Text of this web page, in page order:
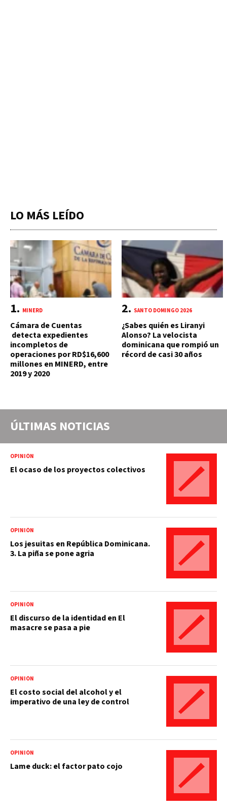
LO MÁS LEÍDO
MINERD
Cámara de Cuentas
detecta expedientes
incompletos de
operaciones por RD$16,600
millones en MINERD, entre
2019 y 2020
SANTO DOMINGO 2026
¿Sabes quién es Liranyi
Alonso? La velocista
dominicana que rompió un
récord de casi 30 años
ÚLTIMAS NOTICIAS
OPINIÓN
El ocaso de los proyectos colectivos
OPINIÓN
Los jesuitas en República Dominicana.
3. La piña se pone agria
OPINIÓN
El discurso de la identidad en El
masacre se pasa a pie
OPINIÓN
El costo social del alcohol y el
imperativo de una ley de control
OPINIÓN
Lame duck: el factor pato cojo